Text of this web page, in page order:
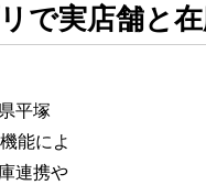
で実店舗と
平塚
能によ
連携や